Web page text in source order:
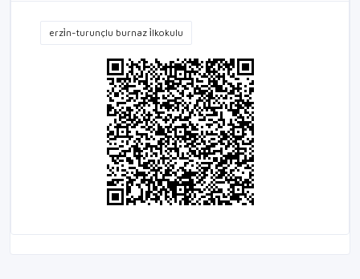
erzi̇n-turunçlu burnaz i̇lkokulu